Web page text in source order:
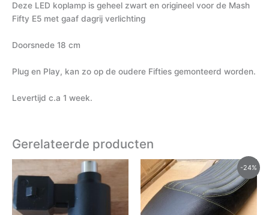
Deze LED koplamp is geheel zwart en origineel voor de Mash
Fifty E5 met gaaf dagrij verlichting
Doorsnede 18 cm
Plug en Play, kan zo op de oudere Fifties gemonteerd worden.
Levertijd c.a 1 week.
Gerelateerde producten
-24%
Oorspronkelijke
prijs
was:
€165.00.
Huidige
prijs
is:
€125.00.